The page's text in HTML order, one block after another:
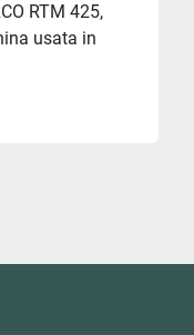
RTM 425,
usata in